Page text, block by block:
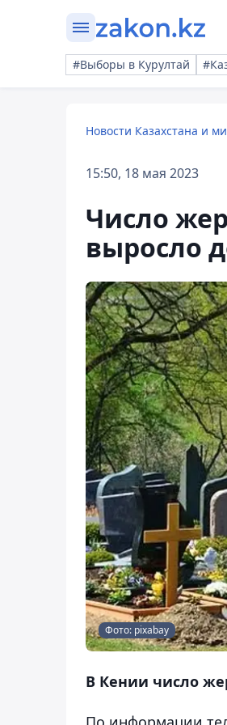
#Выборы в Курултай
Новости Казахстана и
15:50, 18 мая 2023
Число
выросло
Фото: pixabay
В Кении число